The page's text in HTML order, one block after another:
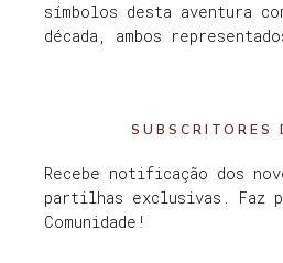
símbolos desta aventura
década, ambos
SUBSCRITORES
Recebe notificação dos
partilhas exclusivas. Faz
Comunidade!